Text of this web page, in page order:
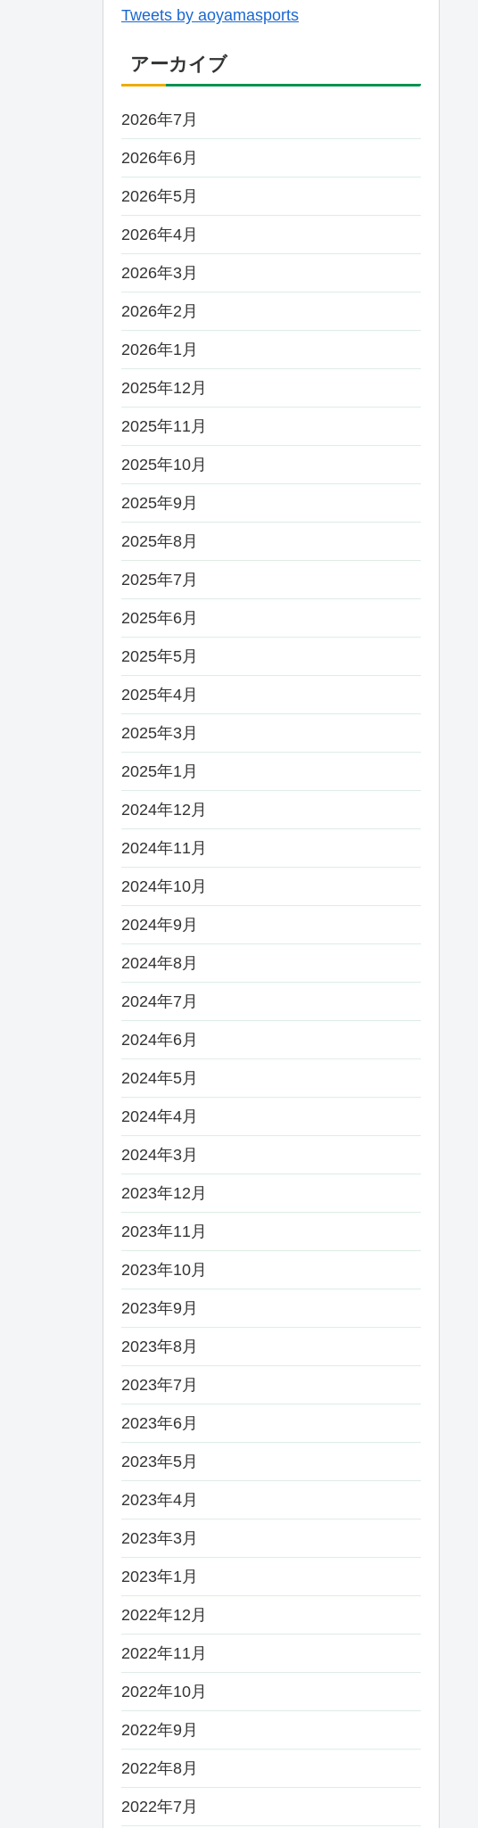
Tweets by aoyamasports
アーカイブ
2026年7月
2026年6月
2026年5月
2026年4月
2026年3月
2026年2月
2026年1月
2025年12月
2025年11月
2025年10月
2025年9月
2025年8月
2025年7月
2025年6月
2025年5月
2025年4月
2025年3月
2025年1月
2024年12月
2024年11月
2024年10月
2024年9月
2024年8月
2024年7月
2024年6月
2024年5月
2024年4月
2024年3月
2023年12月
2023年11月
2023年10月
2023年9月
2023年8月
2023年7月
2023年6月
2023年5月
2023年4月
2023年3月
2023年1月
2022年12月
2022年11月
2022年10月
2022年9月
2022年8月
2022年7月